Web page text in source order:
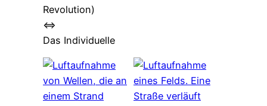
Revolution)
<=>
Das Individuelle